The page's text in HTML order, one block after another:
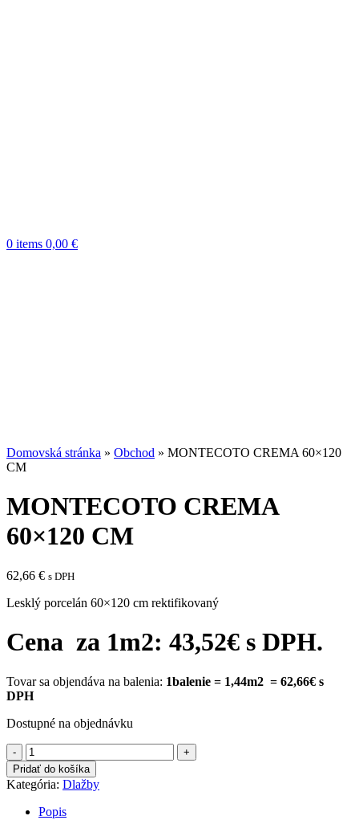
0 items 0,00 €
Domovská stránka » Obchod » MONTECOTO CREMA 60×120
CM
MONTECOTO CREMA
60×120 CM
62,66 € s DPH
Lesklý porcelán 60×120 cm rektifikovaný
Cena za 1m2: 43,52€ s DPH.
Tovar sa objendáva na balenia: 1balenie = 1,44m2 = 62,66€ s
DPH
Dostupné na objednávku
množstvo
MONTECOTO
CREMA
60×120
CM
Pridať do košíka
Kategória: Dlažby
Popis